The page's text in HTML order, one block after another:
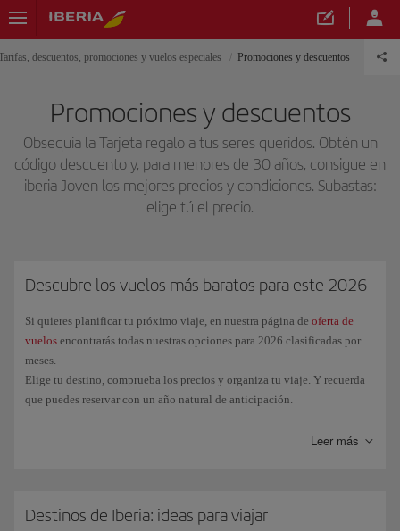
descuentos, promociones y vuelos especiales Promociones y descuentos
Promociones y descuentos
Obsequia la Tarjeta regalo a tus seres queridos. Obtén un
código descuento y, para menores de 30 años, consigue en
iberia Joven los mejores precios y condiciones. Subastas:
elige tú el precio.
Descubre los vuelos más baratos para este 2026
Si quieres planificar tu próximo viaje, en nuestra página de oferta de
vuelos encontrarás todas nuestras opciones para 2026 clasificadas por
meses.
Elige tu destino, comprueba los precios y organiza tu viaje. Y recuerda
que puedes reservar con un año natural de anticipación.
Leer más
Destinos de Iberia: ideas para viajar